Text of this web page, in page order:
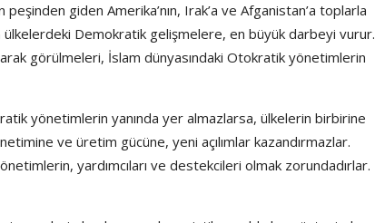
giden Amerika’nın, Irak’a ve Afganistan’a toplarla
Demokratik gelişmelere, en büyük darbeyi vurur.
görülmeleri, İslam dünyasındaki Otokratik yönetimlerin
yönetimlerin yanında yer almazlarsa, ülkelerin birbirine
ve üretim gücüne, yeni açılımlar kazandırmazlar.
yardımcıları ve destekcileri olmak zorundadırlar.